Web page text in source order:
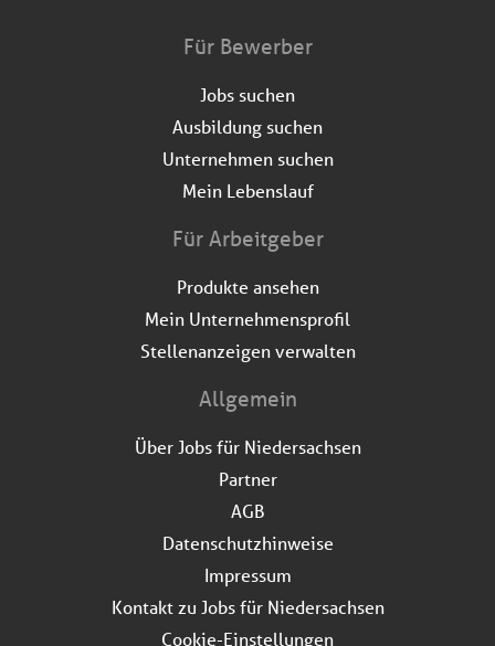
Für Bewerber
Jobs suchen
Ausbildung suchen
Unternehmen suchen
Mein Lebenslauf
Für Arbeitgeber
Produkte ansehen
Mein Unternehmensprofil
Stellenanzeigen verwalten
Allgemein
Über Jobs für Niedersachsen
Partner
AGB
Datenschutzhinweise
Impressum
Kontakt zu Jobs für Niedersachsen
Cookie-Einstellungen